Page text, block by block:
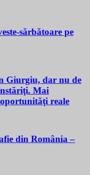
sărbătoare pe
Giurgiu, dar nu de
Mai
reale
din România –